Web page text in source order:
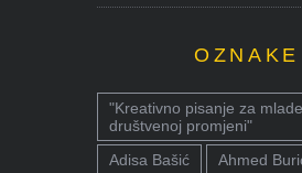
OZNAKE
"Kreativno pisanje za
društvenoj promjeni"
Adisa Bašić
Ahmed